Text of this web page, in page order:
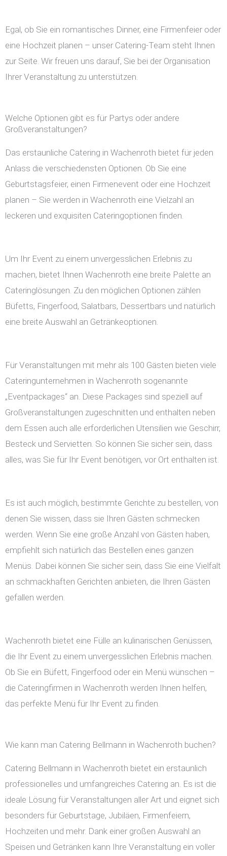
Egal, ob Sie ein romantisches Dinner, eine Firmenfeier oder
eine Hochzeit planen – unser Catering-Team steht Ihnen
zur Seite. Wir freuen uns darauf, Sie bei der Organisation
Ihrer Veranstaltung zu unterstützen.
Welche Optionen gibt es für Partys oder andere
Großveranstaltungen?
Das erstaunliche Catering in Wachenroth bietet für jeden
Anlass die verschiedensten Optionen. Ob Sie eine
Geburtstagsfeier, einen Firmenevent oder eine Hochzeit
planen – Sie werden in Wachenroth eine Vielzahl an
leckeren und exquisiten Cateringoptionen finden.
Um Ihr Event zu einem unvergesslichen Erlebnis zu
machen, bietet Ihnen Wachenroth eine breite Palette an
Cateringlösungen. Zu den möglichen Optionen zählen
Büfetts, Fingerfood, Salatbars, Dessertbars und natürlich
eine breite Auswahl an Getränkeoptionen.
Für Veranstaltungen mit mehr als 100 Gästen bieten viele
Cateringunternehmen in Wachenroth sogenannte
„Eventpackages“ an. Diese Packages sind speziell auf
Großveranstaltungen zugeschnitten und enthalten neben
dem Essen auch alle erforderlichen Utensilien wie Geschirr,
Besteck und Servietten. So können Sie sicher sein, dass
alles, was Sie für Ihr Event benötigen, vor Ort enthalten ist.
Es ist auch möglich, bestimmte Gerichte zu bestellen, von
denen Sie wissen, dass sie Ihren Gästen schmecken
werden. Wenn Sie eine große Anzahl von Gästen haben,
empfiehlt sich natürlich das Bestellen eines ganzen
Menüs. Dabei können Sie sicher sein, dass Sie eine Vielfalt
an schmackhaften Gerichten anbieten, die Ihren Gästen
gefallen werden.
Wachenroth bietet eine Fülle an kulinarischen Genüssen,
die Ihr Event zu einem unvergesslichen Erlebnis machen.
Ob Sie ein Büfett, Fingerfood oder ein Menü wünschen –
die Cateringfirmen in Wachenroth werden Ihnen helfen,
das perfekte Menü für Ihr Event zu finden.
Wie kann man Catering Bellmann in Wachenroth buchen?
Catering Bellmann in Wachenroth bietet ein erstaunlich
professionelles und umfangreiches Catering an. Es ist die
ideale Lösung für Veranstaltungen aller Art und eignet sich
besonders für Geburtstage, Jubiläen, Firmenfeiern,
Hochzeiten und mehr. Dank einer großen Auswahl an
Speisen und Getränken kann Ihre Veranstaltung ein voller